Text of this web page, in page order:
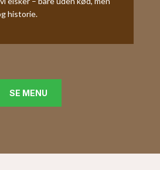
historie.
SE MENU